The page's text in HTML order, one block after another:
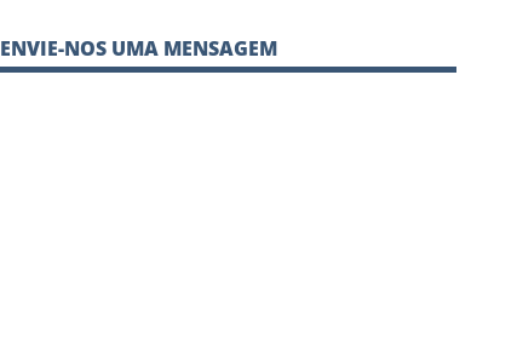
ENVIE-NOS UMA MENSAGEM